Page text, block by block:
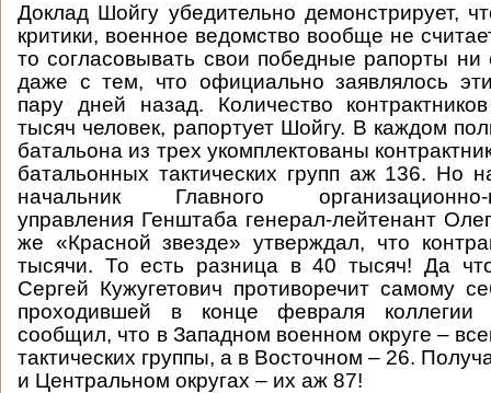
Доклад Шойгу убедительно демонстрирует,
критики, военное ведомство вообще не
то согласовывать свои победные рапорты
даже с тем, что официально заявлялось
пару дней назад. Количество
тысяч человек, рапортует Шойгу. В каждом
батальона из трех укомплектованы
батальонных тактических групп аж 136. Но
начальник Главного организационно-
управления Генштаба генерал-лейтенант
же «Красной звезде» утверждал, что
тысячи. То есть разница в 40 тысяч! Да
Сергей Кужугетович противоречит самому
проходившей в конце февраля коллегии
сообщил, что в Западном военном округе –
тактических группы, а в Восточном – 26.
и Центральном округах – их аж 87!